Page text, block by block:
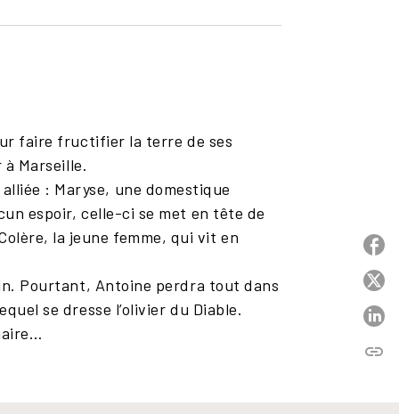
faire fructifier la terre de ses
Marseille.
: Maryse, une domestique
espoir, celle-ci se met en tête de
la jeune femme, qui vit en
Pourtant, Antoine perdra tout dans
se dresse l’olivier du Diable.
link